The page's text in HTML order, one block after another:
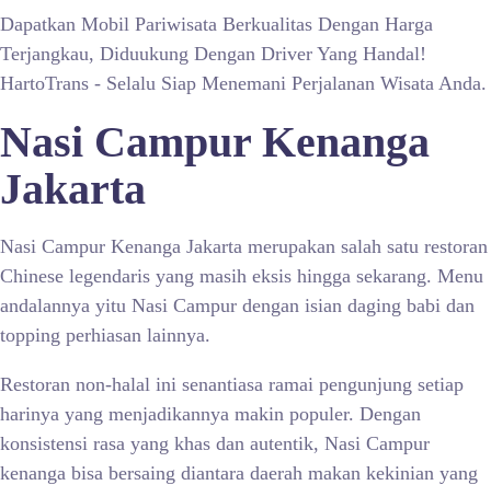
Dapatkan Mobil Pariwisata Berkualitas Dengan Harga
Terjangkau, Diduukung Dengan Driver Yang Handal!
HartoTrans - Selalu Siap Menemani Perjalanan Wisata Anda.
Nasi Campur Kenanga
Jakarta
Nasi Campur Kenanga Jakarta merupakan salah satu restoran
Chinese legendaris yang masih eksis hingga sekarang. Menu
andalannya yitu Nasi Campur dengan isian daging babi dan
topping perhiasan lainnya.
Restoran non-halal ini senantiasa ramai pengunjung setiap
harinya yang menjadikannya makin populer. Dengan
konsistensi rasa yang khas dan autentik, Nasi Campur
kenanga bisa bersaing diantara daerah makan kekinian yang